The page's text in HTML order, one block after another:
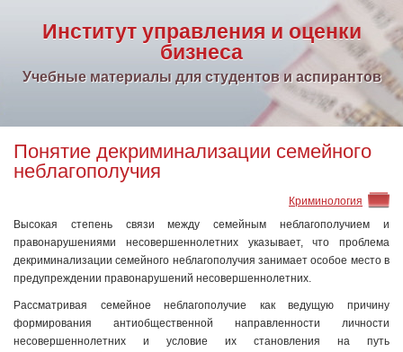
Институт управления и оценки
бизнеса
Учебные материалы для студентов и аспирантов
Понятие декриминализации семейного
неблагополучия
Криминология
Высокая степень связи между семейным неблагополучием и
правонарушениями несовершеннолетних указывает, что проблема
декриминализации семейного неблагополучия занимает особое место в
предупреждении правонарушений несовершеннолетних.
Рассматривая семейное неблагополучие как ведущую причину
формирования антиобщественной направленности личности
несовершеннолетних и условие их становления на путь